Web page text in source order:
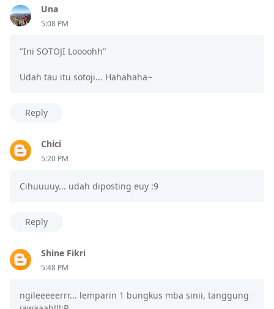
Una
5:08 PM
"Ini SOTOJI Loooohh"
Udah tau itu sotoji... Hahahaha~
Reply
Chici
5:20 PM
Cihuuuuy... udah diposting euy :9
Reply
Shine Fikri
5:48 PM
ngileeeeerrr... lemparin 1 bungkus mba sinii, tanggung